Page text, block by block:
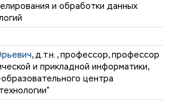
и обработки данных
, д.т.н., профессор, профессор
и прикладной информатики,
центра